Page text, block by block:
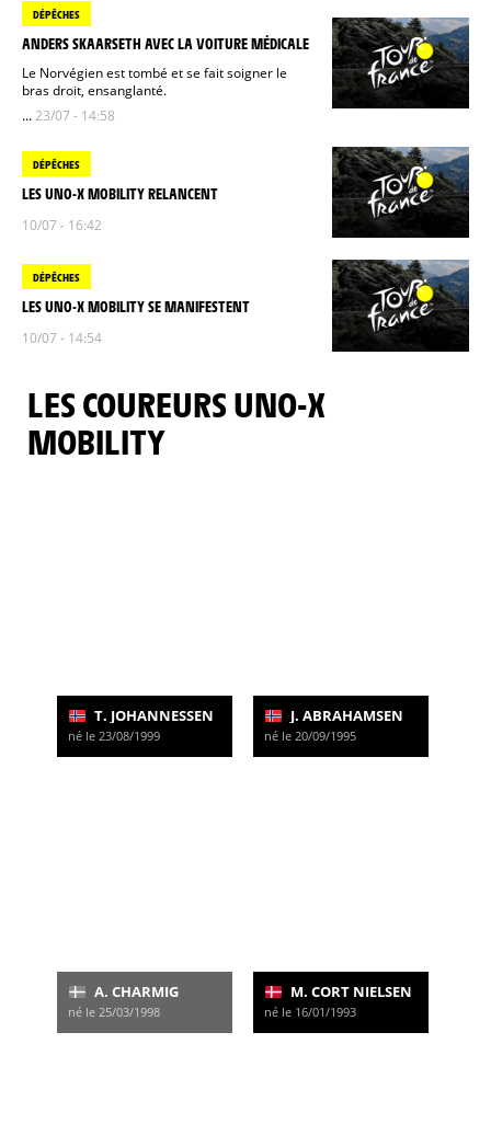
DÉPÊCHES
ANDERS SKAARSETH AVEC LA VOITURE MÉDICALE
Le Norvégien est tombé et se fait soigner le
bras droit, ensanglanté.
...23/07 - 14:58
DÉPÊCHES
LES UNO-X MOBILITY RELANCENT
10/07 - 16:42
DÉPÊCHES
LES UNO-X MOBILITY SE MANIFESTENT
10/07 - 14:54
LES COUREURS UNO-X
MOBILITY
T. JOHANNESSEN
né le 23/08/1999
J. ABRAHAMSEN
né le 20/09/1995
A. CHARMIG
né le 25/03/1998
M. CORT NIELSEN
né le 16/01/1993